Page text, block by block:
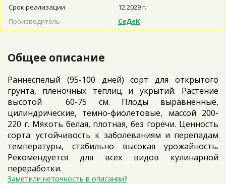
Срок реализации
12.2029 г.
Производитель
СеДеК
Общее описание
Раннеспелый (95-100 дней) сорт для открытого
грунта, пленочных теплиц и укрытий. Растение
высотой 60-75 см. Плоды выравненные,
цилиндрические, темно-фиолетовые, массой 200-
220 г. Мякоть белая, плотная, без горечи. Ценность
сорта: устойчивость к заболеваниям и перепадам
температуры, стабильно высокая урожайность.
Рекомендуется для всех видов кулинарной
переработки.
Заметили неточность в описании?